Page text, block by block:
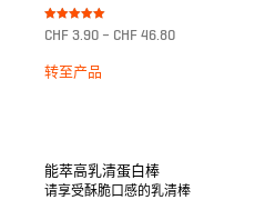
Bewertet mit
5.00
CHF 3.90 – CHF 46.80
转至产品
能萃高乳清蛋白棒
请享受酥脆口感的乳清棒